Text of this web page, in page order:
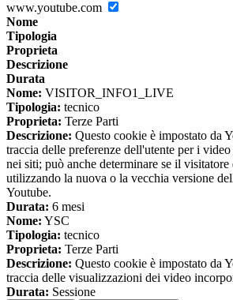
www.youtube.com
Nome
Tipologia
Proprieta
Descrizione
Durata
Nome: VISITOR_INFO1_LIVE
Tipologia: tecnico
Proprieta: Terze Parti
Descrizione: Questo cookie è impostato da
traccia delle preferenze dell'utente per i
nei siti; può anche determinare se il visitatore
utilizzando la nuova o la vecchia versione
Youtube.
Durata: 6 mesi
Nome: YSC
Tipologia: tecnico
Proprieta: Terze Parti
Descrizione: Questo cookie è impostato da
traccia delle visualizzazioni dei video
Durata: Sessione